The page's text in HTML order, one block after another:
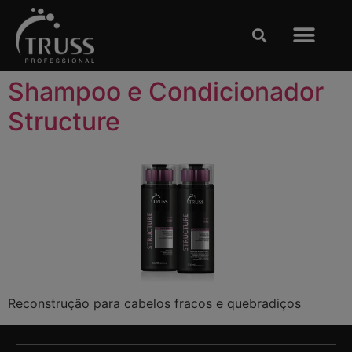
Shampoo e Condicionador
Structure
Reconstrução para cabelos fracos e quebradiços